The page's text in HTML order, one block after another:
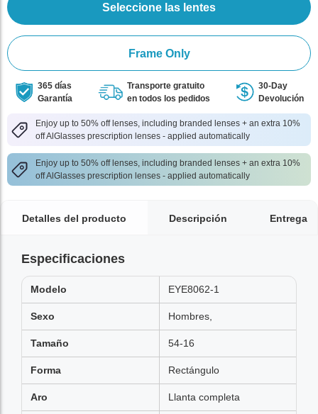
Seleccione las lentes
Frame Only
365 días
Garantía
Transporte gratuito
en todos los pedidos
30-Day
Devolución
Enjoy up to 50% off lenses, including branded lenses + an extra 10%
off AlGlasses prescription lenses - applied automatically
Enjoy up to 50% off lenses, including branded lenses + an extra 10%
off AlGlasses prescription lenses - applied automatically
Detalles del producto Descripción Entrega
Especificaciones
Modelo EYE8062-1
Sexo Hombres,
Tamaño 54-16
Forma Rectángulo
Aro Llanta completa